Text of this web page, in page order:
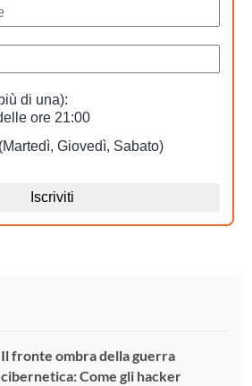
Il fronte ombra della guerra
cibernetica: Come gli hacker